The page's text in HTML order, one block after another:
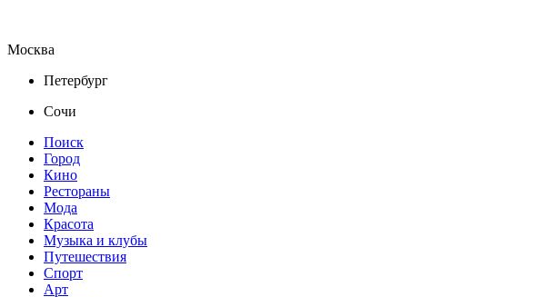
Москва
Петербург
Сочи
Поиск
Город
Кино
Рестораны
Мода
Красота
Музыка и клубы
Путешествия
Спорт
Арт